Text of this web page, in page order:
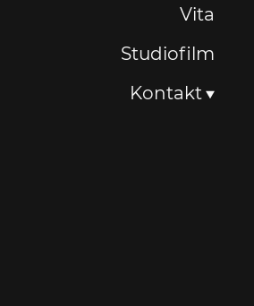
Vita
Studiofilm
Kontakt